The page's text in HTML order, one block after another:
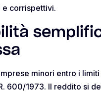
e corrispettivi.
minori entro i
600/1973. Il reddito si